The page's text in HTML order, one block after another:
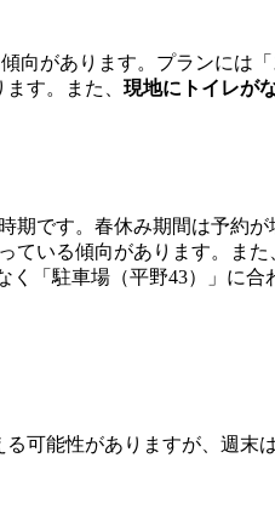
向があります。プランには
す。また、 現地にトイレが
期です。春休み期間は予約
ている傾向があります。ま
く「駐車場（平野43）」に
可能性がありますが、週末